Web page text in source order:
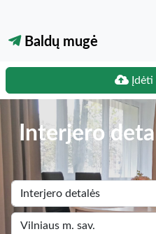
Baldų mugė
Interjero